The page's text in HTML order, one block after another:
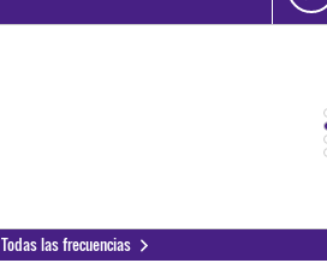
Todas las frecuencias